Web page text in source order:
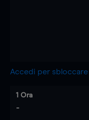
Accedi per
1 Ora
-